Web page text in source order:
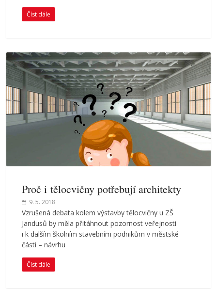
Číst dále
Proč i tělocvičny potřebují architekty
9. 5. 2018
Vzrušená debata kolem výstavby tělocvičny u ZŠ
Jandusů by měla přitáhnout pozornost veřejnosti
i k dalším školním stavebním podnikům v městské
části – návrhu
Číst dále